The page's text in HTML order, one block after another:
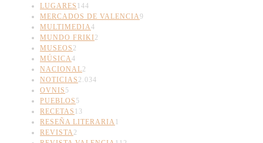
LUGARES 144
MERCADOS DE VALENCIA9
MULTIMEDIA4
MUNDO FRIKI2
MUSEOS 2
MÚSICA4
NACIONAL2
NOTICIAS 2.034
OVNIS 5
PUEBLOS 5
RECETAS 13
RESEÑA LITERARIA 1
REVISTA 2